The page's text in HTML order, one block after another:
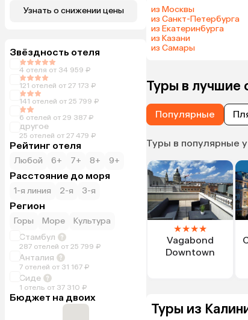
Узнать о снижении цены
Звёздность отеля
4 отеля от 34 959 ₽
121 отелей от 27 173 ₽
141 отелей от 25 799 ₽
6 отелей от 29 387 ₽
другое
25 отелей от 27 479 ₽
Рейтинг отеля
Любой 6+ 7+ 8+ 9+
Расстояние до моря
1-я линия 2-я 3-я
Регион
Горы Море
Культура
Стамбул
287 отелей от 25 799 ₽
Анталия
7 отелей от 31 167 ₽
Сиде
1 отель от 37 310 ₽
Бюджет на двоих
из Москвы
из Санкт-Петербурга
из Екатеринбурга
из Казани
из Самары
Туры в лучшие
Популярные
Туры в популярные
★★★★
Vagabond
Downtown
Туры из